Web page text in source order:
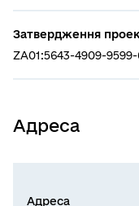
Затвердження
ZA01:5643-4909-
Адреса
Адреса